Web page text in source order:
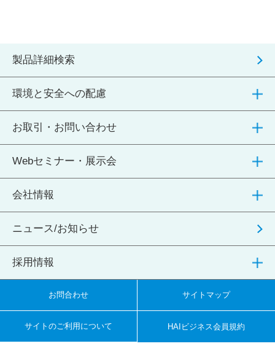
製品詳細検索
環境と安全への配慮
お取引・お問い合わせ
Webセミナー・展示会
会社情報
ニュース/お知らせ
採用情報
お問合わせ サイトマップ
サイトのご利用について HAIビジネス会員規約